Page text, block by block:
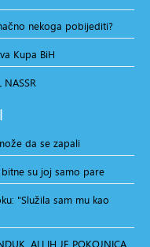
nekoga pobijediti?
Kupa BiH
NASSR
da se zapali
su joj samo pare
"Služila sam mu kao
ALI IH JE POKOJNICA